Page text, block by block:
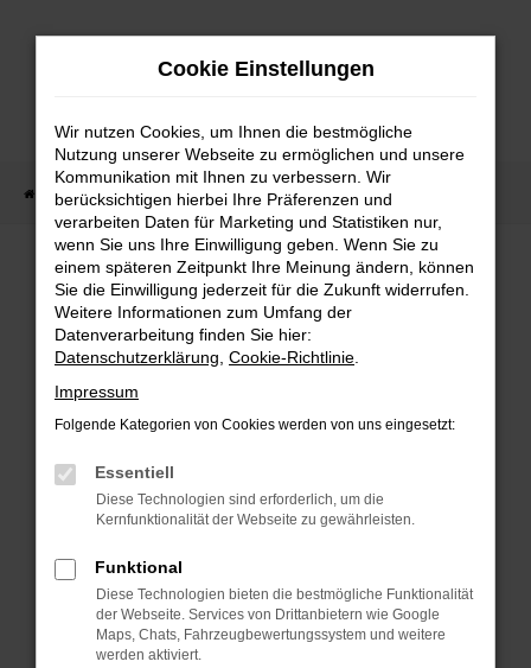
Zum
Startseite Fahrzeug Showroom Fahrzeugbestand
FAHRZEUGBESTAND
Bei Neuwagen Autoland finden Sie eine große
Auswahl an Marken und Modellen.
FEHLER: NETWORK
ERROR
Beim Laden ist ein Fehler aufgetreten.
Hier sind ein paar Tipps, die dir helfen
können:
Cookie Einstellungen
Wir nutzen Cookies, um Ihnen die bestmögliche
Nutzung unserer Webseite zu ermöglichen und unsere
Kommunikation mit Ihnen zu verbessern. Wir
berücksichtigen hierbei Ihre Präferenzen und
verarbeiten Daten für Marketing und Statistiken nur,
wenn Sie uns Ihre Einwilligung geben. Wenn Sie zu
einem späteren Zeitpunkt Ihre Meinung ändern, können
Sie die Einwilligung jederzeit für die Zukunft widerrufen.
Weitere Informationen zum Umfang der
Datenverarbeitung finden Sie hier:
Datenschutzerklärung Cookie-Richtlinie
Impressum
Folgende Kategorien von Cookies werden von uns eingesetzt:
Essentiell
Diese Technologien sind erforderlich, um die
Kernfunktionalität der Webseite zu gewährleisten.
Funktional
Diese Technologien bieten die bestmögliche Funktionalität
der Webseite. Services von Drittanbietern wie Google
Maps, Chats, Fahrzeugbewertungssystem und weitere
werden aktiviert.